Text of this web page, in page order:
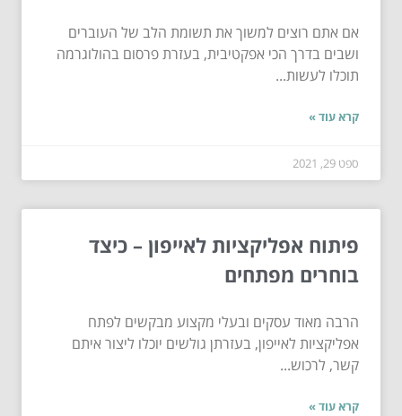
אם אתם רוצים למשוך את תשומת הלב של העוברים
ושבים בדרך הכי אפקטיבית, בעזרת פרסום בהולוגרמה
תוכלו לעשות...
קרא עוד »
ספט 29, 2021
פיתוח אפליקציות לאייפון – כיצד
בוחרים מפתחים
הרבה מאוד עסקים ובעלי מקצוע מבקשים לפתח
אפליקציות לאייפון, בעזרתן גולשים יוכלו ליצור איתם
קשר, לרכוש...
קרא עוד »